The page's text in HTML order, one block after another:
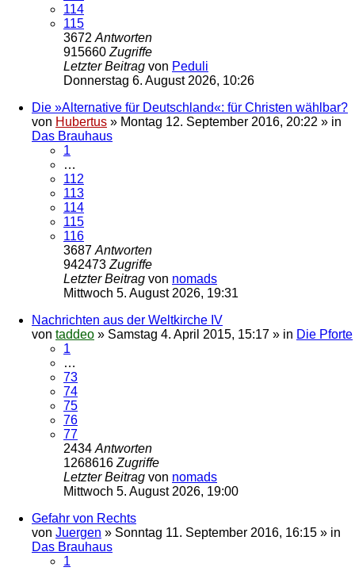
114
115
3672 Antworten
915660 Zugriffe
Letzter Beitrag von Peduli
Donnerstag 6. August 2026, 10:26
Die »Alternative für Deutschland«: für Christen wählbar?
von Hubertus » Montag 12. September 2016, 20:22 » in
Das Brauhaus
1
…
112
113
114
115
116
3687 Antworten
942473 Zugriffe
Letzter Beitrag von nomads
Mittwoch 5. August 2026, 19:31
Nachrichten aus der Weltkirche IV
von taddeo » Samstag 4. April 2015, 15:17 » in Die Pforte
1
…
73
74
75
76
77
2434 Antworten
1268616 Zugriffe
Letzter Beitrag von nomads
Mittwoch 5. August 2026, 19:00
Gefahr von Rechts
von Juergen » Sonntag 11. September 2016, 16:15 » in
Das Brauhaus
1